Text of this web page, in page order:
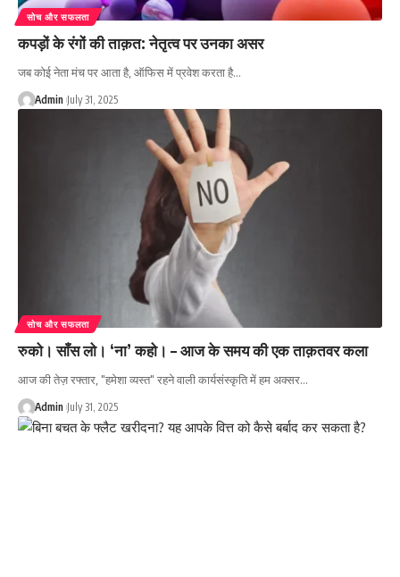
सोच और सफलता
कपड़ों के रंगों की ताक़त: नेतृत्व पर उनका असर
जब कोई नेता मंच पर आता है, ऑफिस में प्रवेश करता है…
Admin July 31, 2025
सोच और सफलता
रुको। साँस लो। ‘ना’ कहो। – आज के समय की एक ताक़तवर कला
आज की तेज़ रफ्तार, "हमेशा व्यस्त" रहने वाली कार्यसंस्कृति में हम अक्सर…
Admin July 31, 2025